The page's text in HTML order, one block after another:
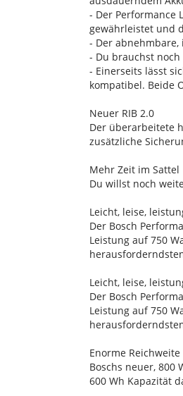
- Der Performance
gewährleistet und
- Der
- Du brauchst
- Einerseits lässt
kompatibel. Beide
Neuer RIB 2.0
Der überarbeitete
zusätzliche
Mehr Zeit im Sattel
Du willst noch
Leicht, leise,
Der Bosch
Leistung auf 750
Leicht, leise,
Der Bosch
Leistung auf 750
Enorme
Boschs neuer,
600 Wh Kapazität